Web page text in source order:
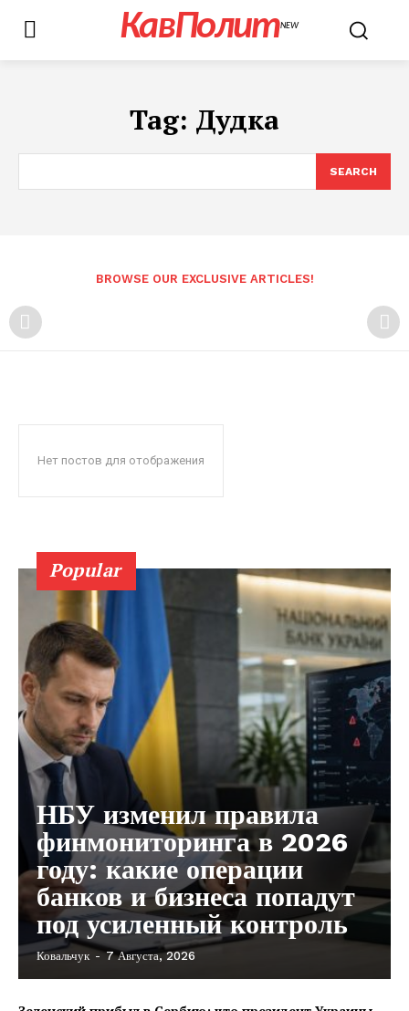
КавПолитNEW
Tag: Дудка
SEARCH
BROWSE OUR EXCLUSIVE ARTICLES!
Нет постов для отображения
Popular
НБУ изменил правила
финмониторинга в 2026
году: какие операции
банков и бизнеса попадут
под усиленный контроль
Ковальчук - 7 Августа, 2026